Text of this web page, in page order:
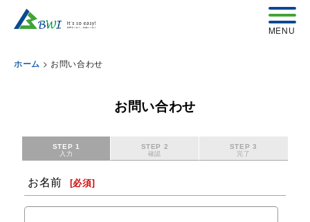
ホーム > お問い合わせ
お問い合わせ
STEP 1
入力
STEP 2
確認
STEP 3
完了
お名前 [必須]